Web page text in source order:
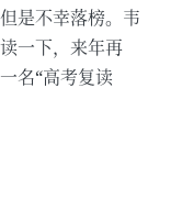
是不幸落榜。韦
一下，来年再
名“高考复读